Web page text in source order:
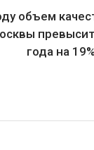
объем
превысит
года на 19%